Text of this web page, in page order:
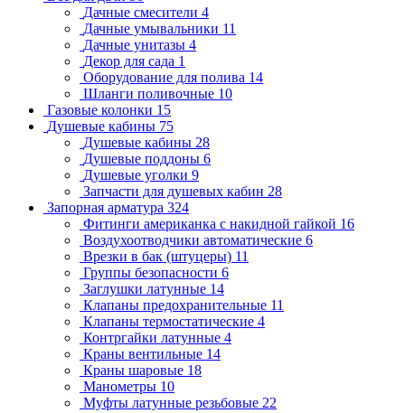
Дачные смесители 4
Дачные умывальники 11
Дачные унитазы 4
Декор для сада 1
Оборудование для полива 14
Шланги поливочные 10
Газовые колонки 15
Душевые кабины 75
Душевые кабины 28
Душевые поддоны 6
Душевые уголки 9
Запчасти для душевых кабин 28
Запорная арматура 324
Фитинги американка с накидной гайкой 16
Воздухоотводчики автоматические 6
Врезки в бак (штуцеры) 11
Группы безопасности 6
Заглушки латунные 14
Клапаны предохранительные 11
Клапаны термостатические 4
Контргайки латунные 4
Краны вентильные 14
Краны шаровые 18
Манометры 10
Муфты латунные резьбовые 22